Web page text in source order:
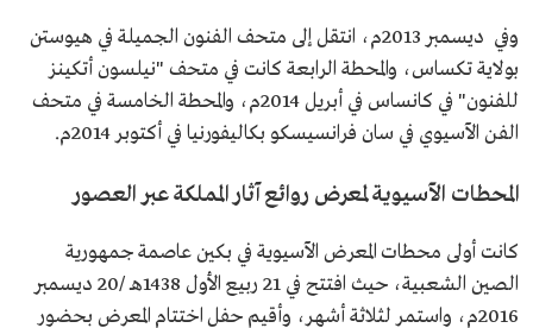
وفي ديسمبر 2013م، انتقل إلى متحف الفنون الجميلة في هيوستن
بولاية تكساس، والمحطة الرابعة كانت في متحف "نيلسون أتكينز
للفنون" في كانساس في أبريل 2014م، والمحطة الخامسة في متحف
الفن الآسيوي في سان فرانسيسكو بكاليفورنيا في أكتوبر 2014م.
المحطات الآسيوية لمعرض روائع آثار المملكة عبر العصور
كانت أولى محطات المعرض الآسيوية في بكين عاصمة جمهورية
الصين الشعبية، حيث افتتح في 21 ربيع الأول 1438هـ /20 ديسمبر
2016م، واستمر لثلاثة أشهر، وأقيم حفل اختتام المعرض بحضور